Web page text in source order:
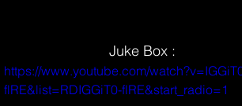
Juke Box :
https://www.youtube.com/
flRE&list=RDIGGiT0-flRE&start_radio=1